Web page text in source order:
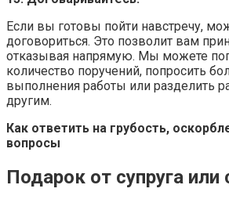
Если вы готовы пойти навстречу,
договориться. Это позволит вам
отказывая напрямую. Мы можете
количество поручений, попросить
выполнения работы или разделить
другим.
Как ответить на грубость,
вопросы
Подарок от супруга или